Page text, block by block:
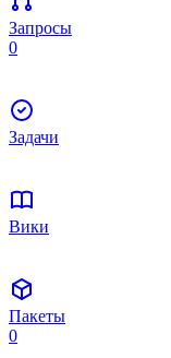
Запросы
0
Задачи
Вики
Пакеты
0